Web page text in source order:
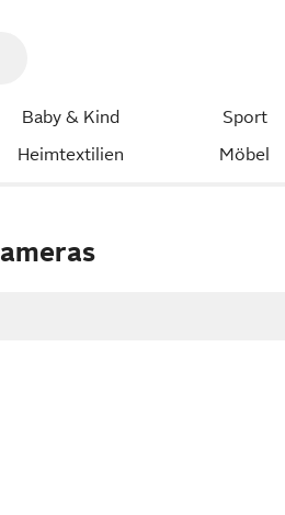
Baby & Kind Sport
Heimtextilien Möbel